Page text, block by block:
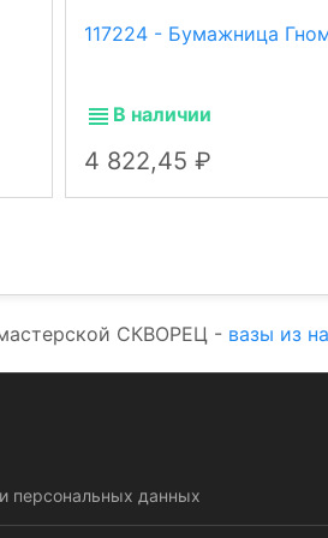
117224 - Бумажница
В наличии
4 822,45
СКВОРЕЦ - вазы из
персональных данных